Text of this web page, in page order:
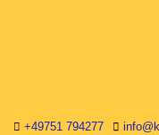
+49751 794277